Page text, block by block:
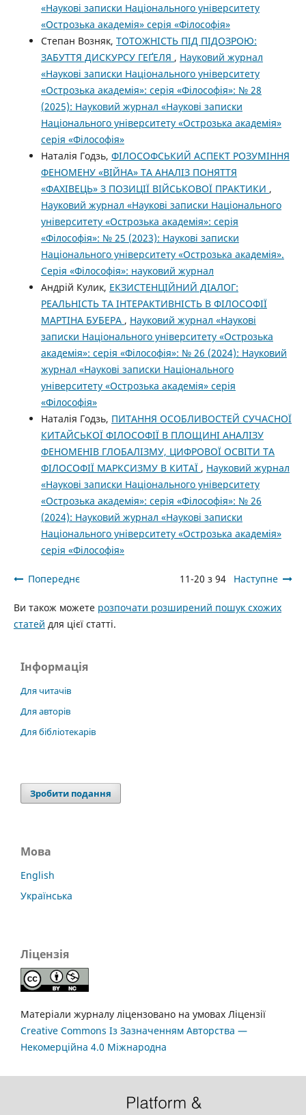
«Наукові записки Національного університету
«Острозька академія» серія «Філософія»
Степан Возняк, ТОТОЖНІСТЬ ПІД ПІДОЗРОЮ:
ЗАБУТТЯ ДИСКУРСУ ГЕҐЕЛЯ , Науковий журнал
«Наукові записки Національного університету
«Острозька академія»: серія «Філософія»: № 28
(2025): Науковий журнал «Наукові записки
Національного університету «Острозька академія»
серія «Філософія»
Наталія Годзь, ФІЛОСОФСЬКИЙ АСПЕКТ РОЗУМІННЯ
ФЕНОМЕНУ «ВІЙНА» ТА АНАЛІЗ ПОНЯТТЯ
«ФАХІВЕЦЬ» З ПОЗИЦІЇ ВІЙСЬКОВОЇ ПРАКТИКИ ,
Науковий журнал «Наукові записки Національного
університету «Острозька академія»: серія
«Філософія»: № 25 (2023): Наукові записки
Національного університету «Острозька академія».
Серія «Філо­софія»: науковий журнал
Андрій Кулик, ЕКЗИСТЕНЦІЙНИЙ ДІАЛОГ:
РЕАЛЬНІСТЬ ТА ІНТЕРАКТИВНІСТЬ В ФІЛОСОФІЇ
МАРТІНА БУБЕРА , Науковий журнал «Наукові
записки Національного університету «Острозька
академія»: серія «Філософія»: № 26 (2024): Науковий
журнал «Наукові записки Національного
університету «Острозька академія» серія
«Філософія»
Наталія Годзь, ПИТАННЯ ОСОБЛИВОСТЕЙ СУЧАСНОЇ
КИТАЙСЬКОЇ ФІЛОСОФІЇ В ПЛОЩИНІ АНАЛІЗУ
ФЕНОМЕНІВ ГЛОБАЛІЗМУ, ЦИФРОВОЇ ОСВІТИ ТА
ФІЛОСОФІЇ МАРКСИЗМУ В КИТАЇ , Науковий журнал
«Наукові записки Національного університету
«Острозька академія»: серія «Філософія»: № 26
(2024): Науковий журнал «Наукові записки
Національного університету «Острозька академія»
серія «Філософія»
Попереднє 11-20 з 94 Наступне
Ви також можете розпочати розширений пошук схожих
статей для цієї статті.
Інформація
Для читачів
Для авторів
Для бібліотекарів
Зробити подання
Мова
English
Українська
Ліцензія
Матеріали журналу ліцензовано на умовах Ліцензії
Creative Commons Із Зазначенням Авторства —
Некомерційна 4.0 Міжнародна